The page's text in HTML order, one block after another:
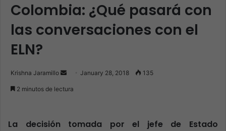
Colombia: ¿Qué pasará con
las conversaciones con el
ELN?
Krishna Jaramillo
a
January 28, 2018 135
2 minutos de lectura
La decisión tomada por el jefe de Estado